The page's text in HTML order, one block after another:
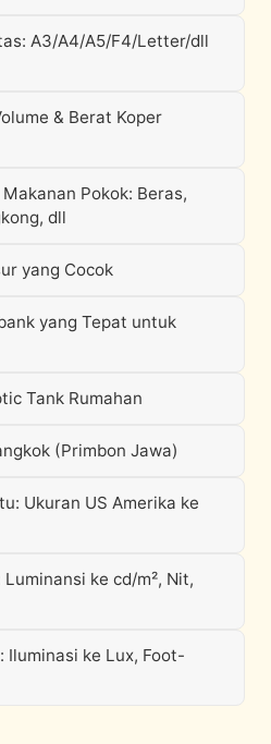
A3/A4/A5/F4/Letter/dll
& Berat Koper
Pokok: Beras,
dll
yang Cocok
yang Tepat untuk
Tank Rumahan
(Primbon Jawa)
Ukuran US Amerika ke
ke cd/m², Nit,
ke Lux, Foot-